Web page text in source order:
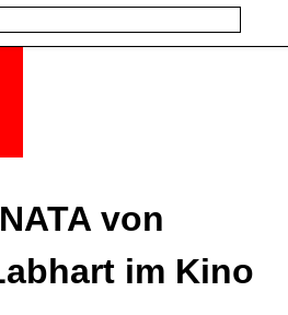
von
im Kino